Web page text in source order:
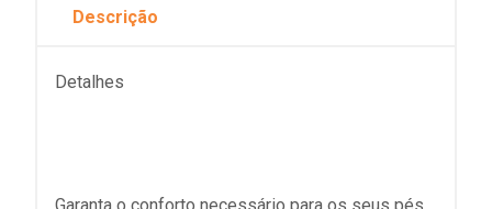
Descrição
Detalhes